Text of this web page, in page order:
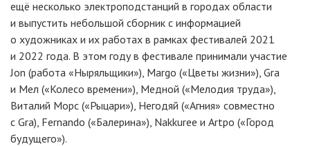
ещё несколько электроподстанций в городах области
и выпустить небольшой сборник с информацией
о художниках и их работах в рамках фестивалей 2021
и 2022 года. В этом году в фестивале принимали участие
Jon (работа «Ныряльщики»), Margo («Цветы жизни»), Gra
и Мел («Колесо времени»), Медной («Мелодия труда»),
Виталий Морс («Рыцари»), Негодяй («Агния» совместно
с Gra), Fernando («Балерина»), Nakkuree и Artpo («Город
будущего»).